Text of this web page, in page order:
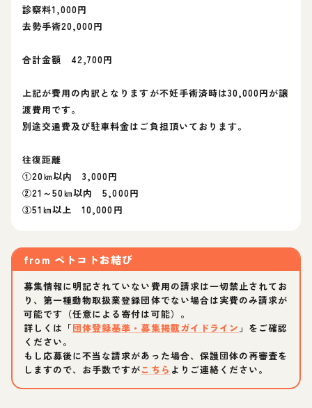
診察料1,000円
去勢手術20,000円
合計金額 42,700円
上記が費用の内訳となりますが不妊手術済時は30,000円が譲
渡費用です。
別途交通費及び駐車料金はご負担頂いております。
往復距離
①20㎞以内 3,000円
②21～50㎞以内 5,000円
③51㎞以上 10,000円
from ペトコトお結び
募集情報に明記されていない費用の請求は一切禁止されてお
り、第一種動物取扱業登録団体でない場合は実費のみ請求が
可能です（任意による寄付は可能）。
詳しくは「団体登録基準・募集掲載ガイドライン 」をご確認
ください。
もし応募後に不当な請求があった場合、保護団体の再審査を
しますので、お手数ですがこちら よりご連絡ください。